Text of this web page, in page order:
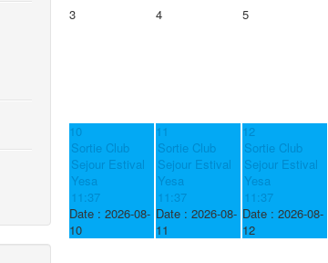
3 4 5
10
Sortie Club
Sejour Estival
Yesa
11:37
Date :2026-08-
10
11
Sortie Club
Sejour Estival
Yesa
11:37
Date :2026-08-
11
12
Sortie Club
Sejour Estival
Yesa
11:37
Date :2026-08-
12